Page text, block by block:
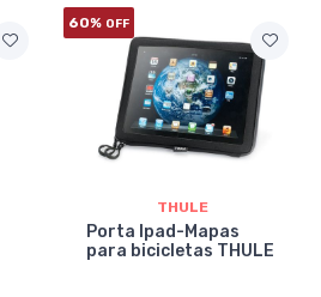
60% OFF
THULE
Porta Ipad-Mapas
para bicicletas THULE